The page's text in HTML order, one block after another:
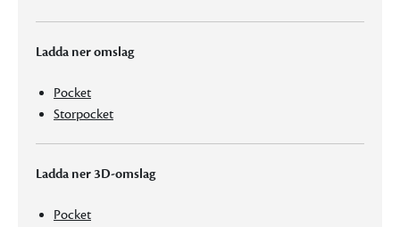
Ladda ner omslag
Pocket
Storpocket
Ladda ner 3D-omslag
Pocket